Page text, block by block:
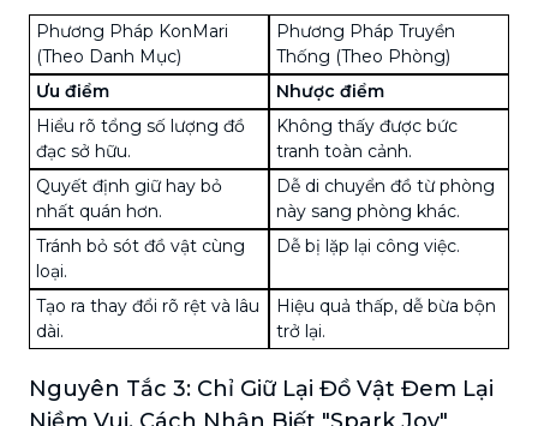
Phương Pháp KonMari
(Theo Danh Mục)
Phương Pháp Truyền
Thống (Theo Phòng)
Ưu điểm
Nhược điểm
Hiểu rõ tổng số lượng đồ
đạc sở hữu.
Không thấy được bức
tranh toàn cảnh.
Quyết định giữ hay bỏ
nhất quán hơn.
Dễ di chuyển đồ từ phòng
này sang phòng khác.
Tránh bỏ sót đồ vật cùng
loại.
Dễ bị lặp lại công việc.
Tạo ra thay đổi rõ rệt và lâu
dài.
Hiệu quả thấp, dễ bừa bộn
trở lại.
Nguyên Tắc 3: Chỉ Giữ Lại Đồ Vật Đem Lại